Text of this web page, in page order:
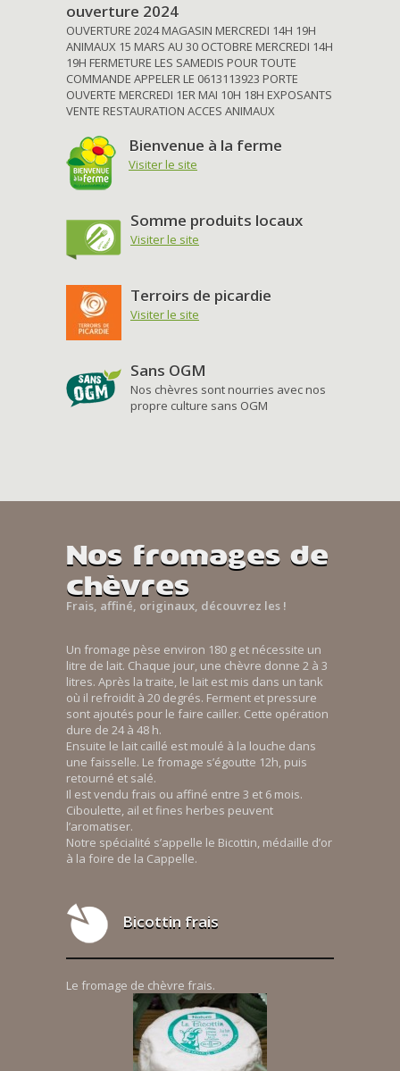
ouverture 2024
OUVERTURE 2024 MAGASIN MERCREDI 14H 19H
ANIMAUX 15 MARS AU 30 OCTOBRE MERCREDI 14H
19H FERMETURE LES SAMEDIS POUR TOUTE
COMMANDE APPELER LE 0613113923 PORTE
OUVERTE MERCREDI 1ER MAI 10H 18H EXPOSANTS
VENTE RESTAURATION ACCES ANIMAUX
Bienvenue à la ferme
Visiter le site
Somme produits locaux
Visiter le site
Terroirs de picardie
Visiter le site
Sans OGM
Nos chèvres sont nourries avec nos
propre culture sans OGM
Nos fromages de
chèvres
Frais, affiné, originaux, découvrez les !
Un fromage pèse environ 180 g et nécessite un
litre de lait. Chaque jour, une chèvre donne 2 à 3
litres. Après la traite, le lait est mis dans un tank
où il refroidit à 20 degrés. Ferment et pressure
sont ajoutés pour le faire cailler. Cette opération
dure de 24 à 48 h.
Ensuite le lait caillé est moulé à la louche dans
une faisselle. Le fromage s’égoutte 12h, puis
retourné et salé.
Il est vendu frais ou affiné entre 3 et 6 mois.
Ciboulette, ail et fines herbes peuvent
l’aromatiser.
Notre spécialité s’appelle le Bicottin, médaille d’or
à la foire de la Cappelle.
Bicottin frais
Le fromage de chèvre frais.